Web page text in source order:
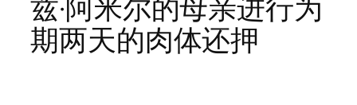
期两天的肉体还押